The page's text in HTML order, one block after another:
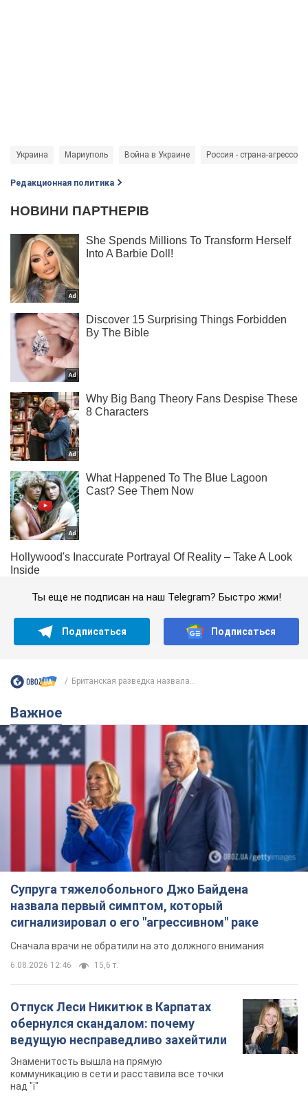
Украина Мариуполь Война в Украине Россия - страна-агрессор
Редакционная политика
Ты еще не подписан на наш Telegram? Быстро жми!
Подписаться Подписаться
Британская разведка назвала...
Важное
Супруга тяжелобольного Джо Байдена
назвала первый симптом, который
сигнализировал о его "агрессивном" раке
Сначала врачи не обратили на это должного внимания
6.08.2026 12:46 15,6 т.
Отпуск Леси Никитюк в Карпатах
обернулся скандалом: почему
ведущую несправедливо захейтили
Знаменитость вышла на прямую
коммуникацию в сети и расставила все точки
над "i"